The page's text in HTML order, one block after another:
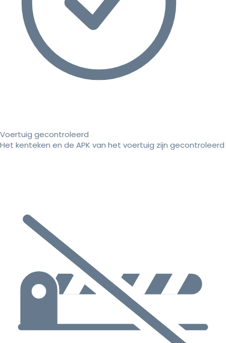
Voertuig gecontroleerd
Het kenteken en de APK van het voertuig zijn gecontroleerd